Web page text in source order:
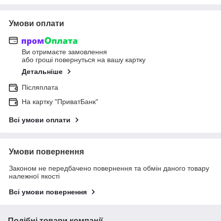
Умови оплати
Ви отримаєте замовлення
або гроші повернуться на вашу картку
Детальніше
Післяплата
На картку "ПриватБанк"
Всі умови оплати
Умови повернення
Законом не передбачено повернення та обмін даного товару
належної якості
Всі умови повернення